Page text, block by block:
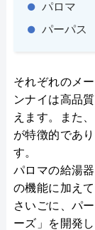
パロマ
パーパス
それぞれのメ
ンナイは高品
えます。また
が特徴的であ
す。
パロマの給湯
の機能に加え
さいごに、パ
ーズ」を開発